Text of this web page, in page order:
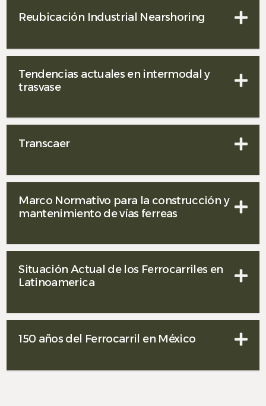
Reubicación Industrial Nearshoring
Tendencias actuales en intermodal y
trasvase
Transcaer
Marco Normativo para la construcción y
mantenimiento de vías ferreas
Situación Actual de los Ferrocarriles en
Latinoamerica
150 años del Ferrocarril en México